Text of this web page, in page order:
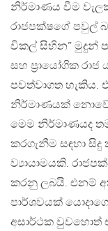
නිර්මාණය වීම
රාජපක්ෂගේ පවුල්
විකල් සිහින” මුදුන්
සහ ප්‍රායෝගික
පවත්වාගත හැකිය.
නිර්මාණයක්
මෙම නිර්මාණයද
කරගැනීම සඳහා
ව්‍යායාමයකි.
කරනු ලබයි. එනම්
පාර්ශවයක්
අසාර්ථක වුවහොත්